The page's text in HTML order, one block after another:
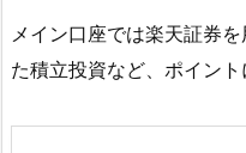
メイン口座では楽天証券
た積立投資など、ポイン